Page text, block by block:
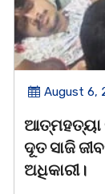
August 5,
ନୀଳକଣ୍ଠ
ବ୍ୟକ୍ତିତ୍ୱ
ସାରସ୍ୱତ